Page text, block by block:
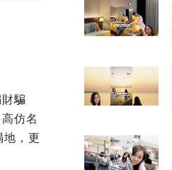
騙
仿名
地，更